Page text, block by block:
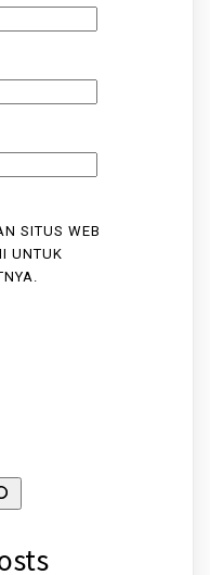
SITUS WEB
UNTUK